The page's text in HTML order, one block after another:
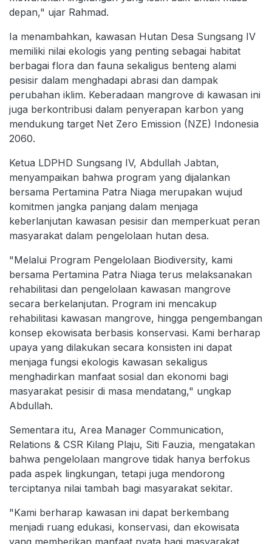
depan," ujar Rahmad.
Ia menambahkan, kawasan Hutan Desa Sungsang IV
memiliki nilai ekologis yang penting sebagai habitat
berbagai flora dan fauna sekaligus benteng alami
pesisir dalam menghadapi abrasi dan dampak
perubahan iklim. Keberadaan mangrove di kawasan ini
juga berkontribusi dalam penyerapan karbon yang
mendukung target Net Zero Emission (NZE) Indonesia
2060.
Ketua LDPHD Sungsang IV, Abdullah Jabtan,
menyampaikan bahwa program yang dijalankan
bersama Pertamina Patra Niaga merupakan wujud
komitmen jangka panjang dalam menjaga
keberlanjutan kawasan pesisir dan memperkuat peran
masyarakat dalam pengelolaan hutan desa.
"Melalui Program Pengelolaan Biodiversity, kami
bersama Pertamina Patra Niaga terus melaksanakan
rehabilitasi dan pengelolaan kawasan mangrove
secara berkelanjutan. Program ini mencakup
rehabilitasi kawasan mangrove, hingga pengembangan
konsep ekowisata berbasis konservasi. Kami berharap
upaya yang dilakukan secara konsisten ini dapat
menjaga fungsi ekologis kawasan sekaligus
menghadirkan manfaat sosial dan ekonomi bagi
masyarakat pesisir di masa mendatang," ungkap
Abdullah.
Sementara itu, Area Manager Communication,
Relations & CSR Kilang Plaju, Siti Fauzia, mengatakan
bahwa pengelolaan mangrove tidak hanya berfokus
pada aspek lingkungan, tetapi juga mendorong
terciptanya nilai tambah bagi masyarakat sekitar.
"Kami berharap kawasan ini dapat berkembang
menjadi ruang edukasi, konservasi, dan ekowisata